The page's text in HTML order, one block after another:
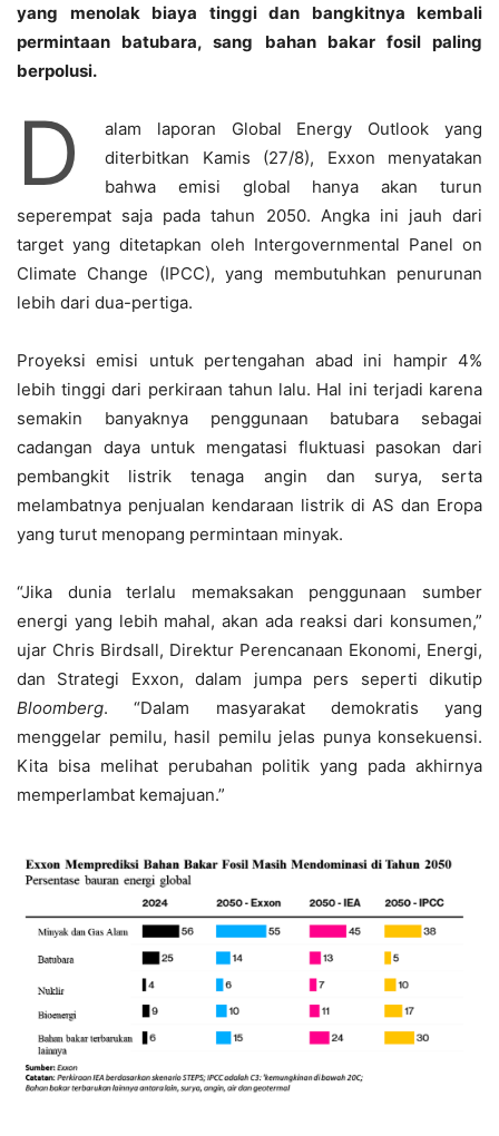
yang menolak biaya tinggi dan bangkitnya kembali
permintaan batubara, sang bahan bakar fosil paling
berpolusi.
D
alam laporan Global Energy Outlook yang
diterbitkan Kamis (27/8), Exxon menyatakan
bahwa emisi global hanya akan turun
seperempat saja pada tahun 2050. Angka ini jauh dari
target yang ditetapkan oleh Intergovernmental Panel on
Climate Change (IPCC), yang membutuhkan penurunan
lebih dari dua-pertiga.
Proyeksi emisi untuk pertengahan abad ini hampir 4%
lebih tinggi dari perkiraan tahun lalu. Hal ini terjadi karena
semakin banyaknya penggunaan batubara sebagai
cadangan daya untuk mengatasi fluktuasi pasokan dari
pembangkit listrik tenaga angin dan surya, serta
melambatnya penjualan kendaraan listrik di AS dan Eropa
yang turut menopang permintaan minyak.
“Jika dunia terlalu memaksakan penggunaan sumber
energi yang lebih mahal, akan ada reaksi dari konsumen,”
ujar Chris Birdsall, Direktur Perencanaan Ekonomi, Energi,
dan Strategi Exxon, dalam jumpa pers seperti dikutip
Bloomberg. “Dalam masyarakat demokratis yang
menggelar pemilu, hasil pemilu jelas punya konsekuensi.
Kita bisa melihat perubahan politik yang pada akhirnya
memperlambat kemajuan.”